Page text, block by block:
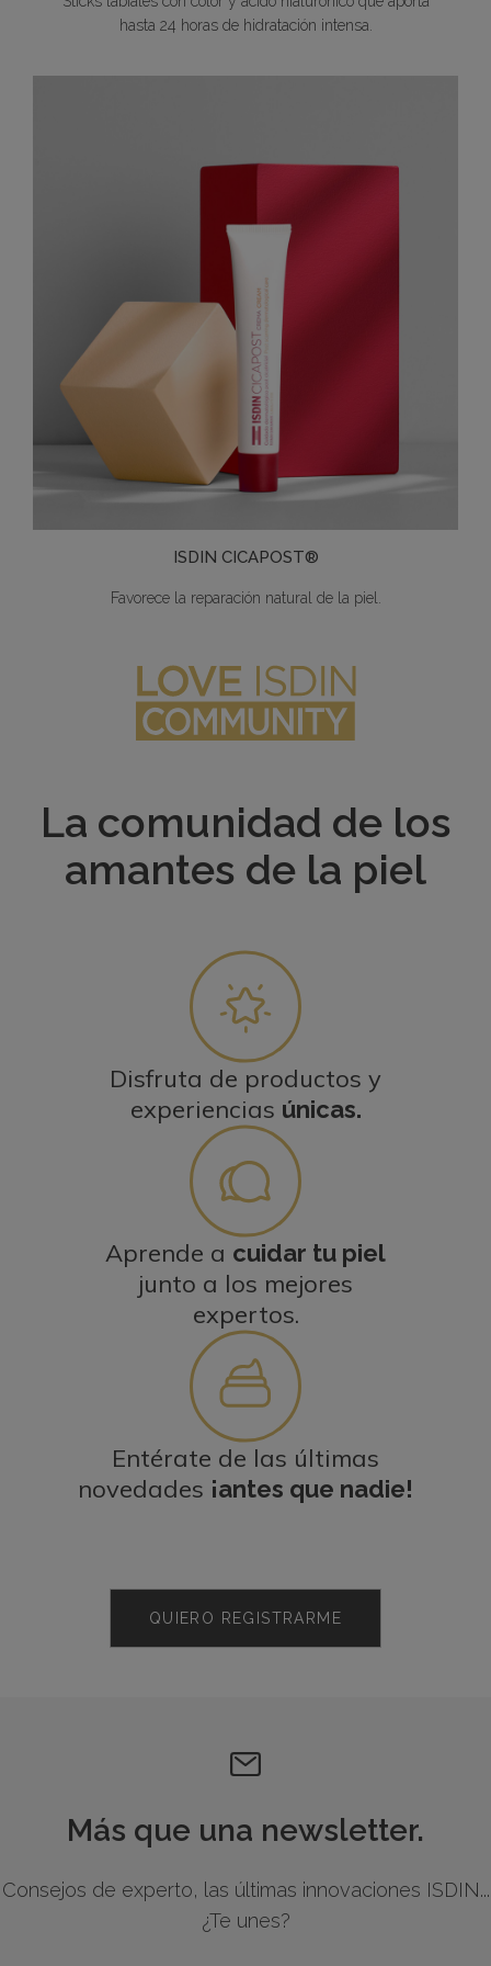
hasta 24 horas de hidratación intensa.
ISDIN CICAPOST®
Favorece la reparación natural de la piel.
La comunidad de los
amantes de la piel
Disfruta de productos y
experiencias únicas.
Aprende a cuidar tu piel
junto a los mejores
expertos.
Entérate de las últimas
novedades ¡antes que nadie!
QUIERO REGISTRARME
Más que una newsletter.
Consejos de experto, las últimas innovaciones ISDIN...
¿Te unes?